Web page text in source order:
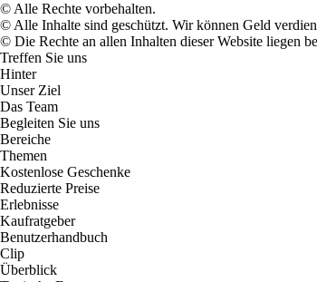
© Alle Rechte vorbehalten.
© Alle Inhalte sind geschützt. Wir können Geld
© Die Rechte an allen Inhalten dieser Website liegen
Treffen Sie uns
Hinter
Unser Ziel
Das Team
Begleiten Sie uns
Bereiche
Themen
Kostenlose Geschenke
Reduzierte Preise
Erlebnisse
Kaufratgeber
Benutzerhandbuch
Clip
Überblick